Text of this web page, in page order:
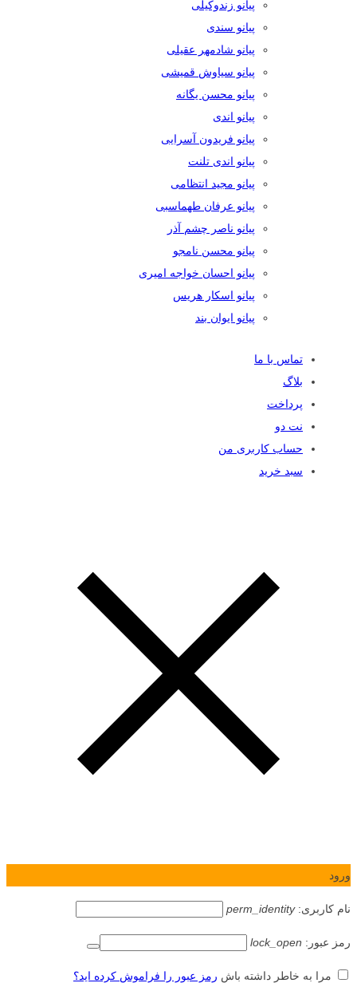
پیانو زندوکیلی
پیانو سندی
پیانو شادمهر عقیلی
پیانو سیاوش قمیشی
پیانو محسن یگانه
پیانو اندی
پیانو فریدون آسرایی
پیانو اندی تلنت
پیانو مجید انتظامی
پیانو عرفان طهماسبی
پیانو ناصر چشم آذر
پیانو محسن نامجو
پیانو احسان خواجه امیری
پیانو اسکار هریس
پیانو ایوان بند
تماس با ما
بلاگ
پرداخت
نت دو
حساب کاربری من
سبد خرید
ورود
نام کاربری:perm_identity
رمز عبور: lock_open
مرا به خاطر داشته باش رمز عبور را فراموش کرده اید؟